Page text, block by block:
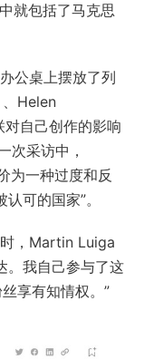
就包括了马克思
公桌上摆放了列
Helen
自己创作的影响
次采访中，
为一种过度和反
可的国家”。
，Martin Luiga
。我自己参与了这
享有知情权。”